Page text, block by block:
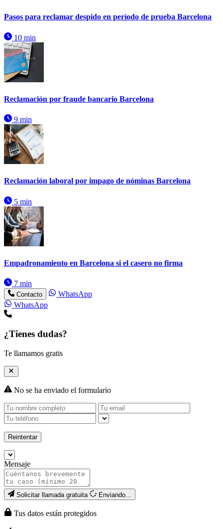
Pasos para reclamar despido en período de prueba Barcelona
10 min
Reclamación por fraude bancario Barcelona
9 min
Reclamación laboral por impago de nóminas Barcelona
5 min
Empadronamiento en Barcelona si el casero no firma
7 min
Contacto
WhatsApp
WhatsApp
¿Tienes dudas?
Te llamamos gratis
No se ha enviado el formulario
Reintentar
Mensaje
Solicitar llamada gratuita Enviando...
Tus datos están protegidos